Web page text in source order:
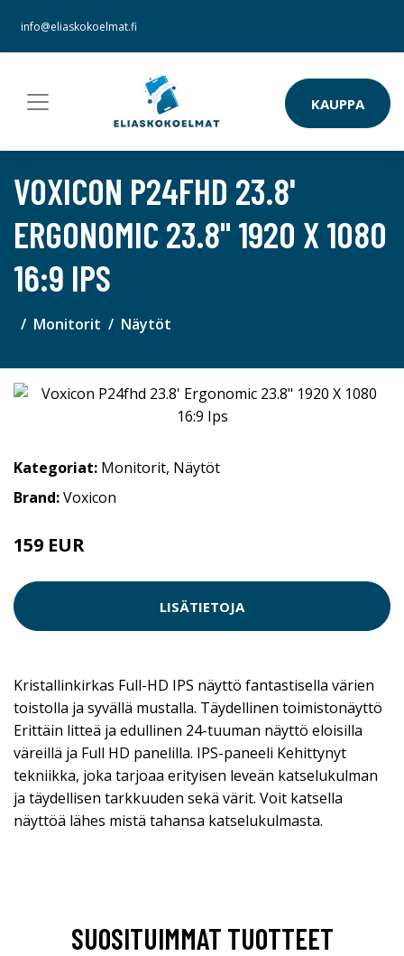
info@eliaskokoelmat.fi
KAUPPA
VOXICON P24FHD 23.8'
ERGONOMIC 23.8" 1920 X 1080
16:9 IPS
Monitorit Näytöt
Kategoriat: Monitorit, Näytöt
Brand:Voxicon
159 EUR
LISÄTIETOJA
Kristallinkirkas Full-HD IPS näyttö fantastisella värien
toistolla ja syvällä mustalla. Täydellinen toimistonäyttö
Erittäin litteä ja edullinen 24-tuuman näyttö eloisilla
väreillä ja Full HD panelilla. IPS-paneeli Kehittynyt
tekniikka, joka tarjoaa erityisen leveän katselukulman
ja täydellisen tarkkuuden sekä värit. Voit katsella
näyttöä lähes mistä tahansa katselukulmasta.
SUOSITUIMMAT TUOTTEET